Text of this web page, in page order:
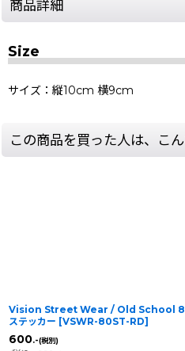
商品詳細
Size
サイズ：縦10cm 横9cm
この商品を買った人は、こ
Vision Street Wear / Old School
ステッカー [VSWR-80ST-RD]
600.-(税別)